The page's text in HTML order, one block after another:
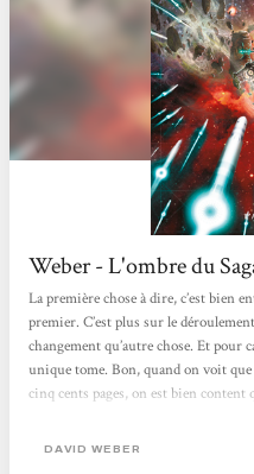
Weber - L'ombre du
La première chose à dire, c’est bien
premier. C’est plus sur le
changement qu’autre chose. Et pour
unique tome. Bon, quand on voit que
cinq cents pages, on est bien content
d’insérer une tripotée de personnages
DAVID WEBER